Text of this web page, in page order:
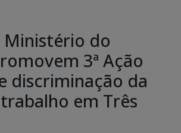
Ministério do
3ª Ação
discriminação da
em Três